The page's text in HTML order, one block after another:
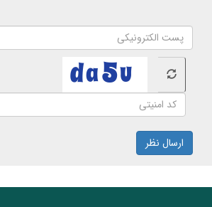
ارسال نظر